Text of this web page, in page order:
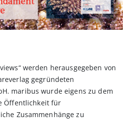
werden herausgegeben von
gegründeten
maribus wurde eigens zu dem
Öffentlichkeit für
Zusammenhänge zu